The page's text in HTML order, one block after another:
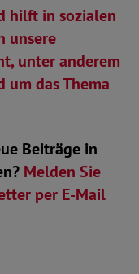
hilft in sozialen
unsere
unter anderem
um das Thema
Beiträge in
Melden Sie
per E-Mail